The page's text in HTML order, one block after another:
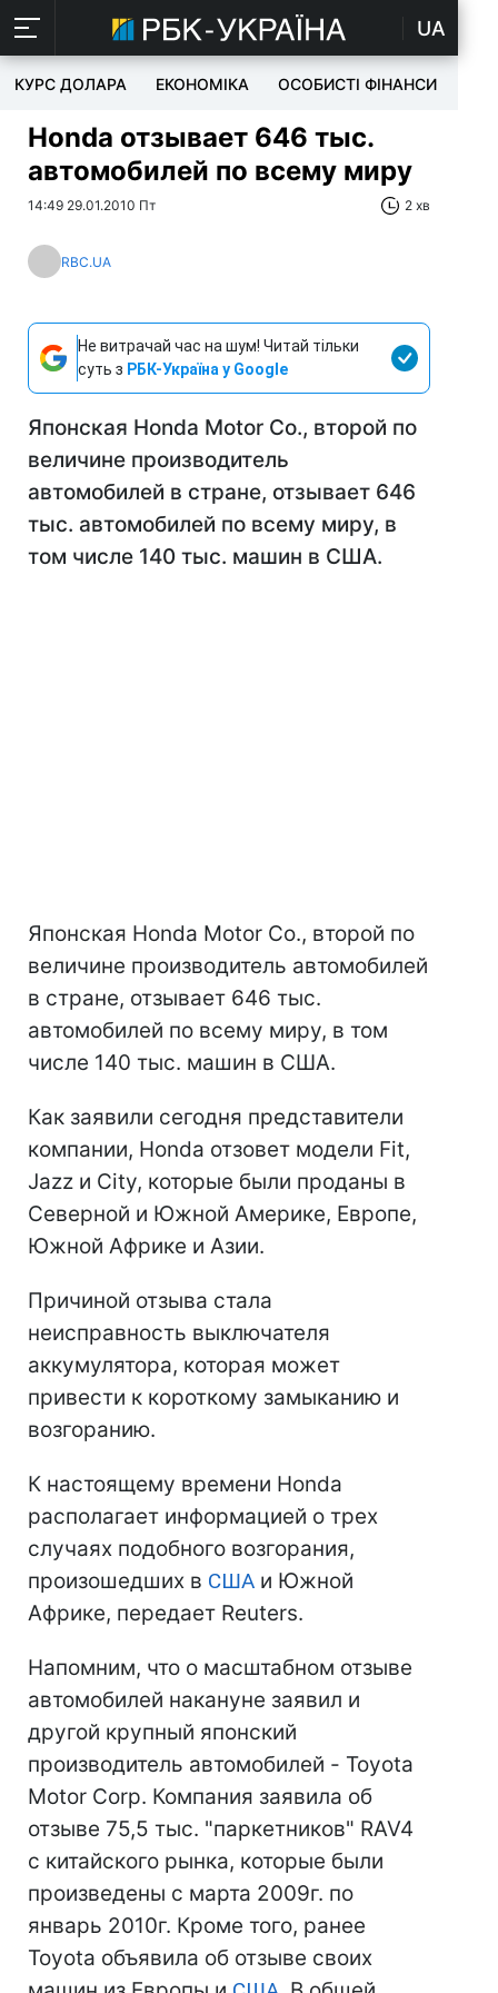
UA
КУРС ДОЛАРА ЕКОНОМІКА ОСОБИСТІ ФІНАНСИ
Honda отзывает 646 тыс.
автомобилей по всему миру
14:49 29.01.2010 Пт 2 хв
RBC.UA
Не витрачай час на шум! Читай тільки
суть з РБК-Україна у Google
Японская Honda Motor Co., второй по
величине производитель
автомобилей в стране, отзывает 646
тыс. автомобилей по всему миру, в
том числе 140 тыс. машин в США.
Японская Honda Motor Co., второй по
величине производитель автомобилей
в стране, отзывает 646 тыс.
автомобилей по всему миру, в том
числе 140 тыс. машин в США.
Как заявили сегодня представители
компании, Honda отзовет модели Fit,
Jazz и City, которые были проданы в
Северной и Южной Америке, Европе,
Южной Африке и Азии.
Причиной отзыва стала
неисправность выключателя
аккумулятора, которая может
привести к короткому замыканию и
возгоранию.
К настоящему времени Honda
располагает информацией о трех
случаях подобного возгорания,
произошедших в США и Южной
Африке, передает Reuters.
Напомним, что о масштабном отзыве
автомобилей накануне заявил и
другой крупный японский
производитель автомобилей - Toyota
Motor Corp. Компания заявила об
отзыве 75,5 тыс. "паркетников" RAV4
с китайского рынка, которые были
произведены с марта 2009г. по
январь 2010г. Кроме того, ранее
Toyota объявила об отзыве своих